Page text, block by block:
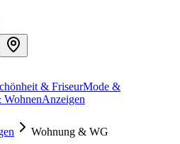
& FriseurMode &
Anzeigen
Wohnung & WG